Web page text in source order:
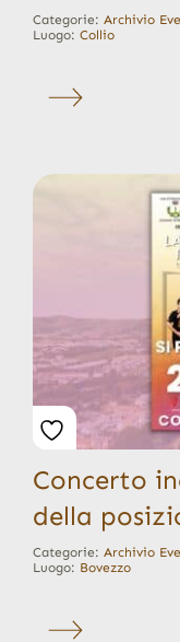
Categorie: Archivio
Luogo: Collio
Concerto
della
Categorie: Archivio
Luogo: Bovezzo